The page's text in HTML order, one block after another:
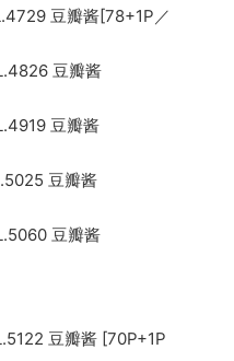
豆瓣酱[78+1P／
豆瓣酱
豆瓣酱
豆瓣酱
豆瓣酱
豆瓣酱 [70P+1P